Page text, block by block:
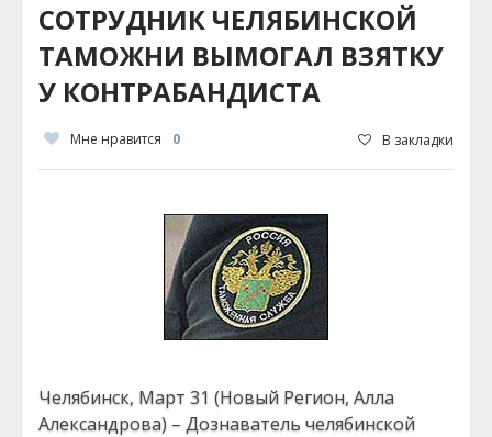
СОТРУДНИК ЧЕЛЯБИНСКОЙ
ТАМОЖНИ ВЫМОГАЛ ВЗЯТКУ
У КОНТРАБАНДИСТА
Мне нравится 0 В закладки
Челябинск, Март 31 (Новый Регион, Алла
Александрова) – Дознаватель челябинской